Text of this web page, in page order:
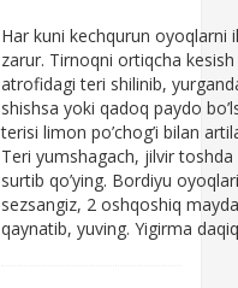
Har kuni kechqurun oyoqlarni
zarur. Tirnoqni ortiqcha
atrofidagi teri shilinib,
shishsa yoki qadoq paydo
terisi limon po’chog’i bilan
Teri yumshagach, jilvir
surtib qo’ying. Bordiyu
sezsangiz, 2 oshqoshiq
qaynatib, yuving. Yigirma